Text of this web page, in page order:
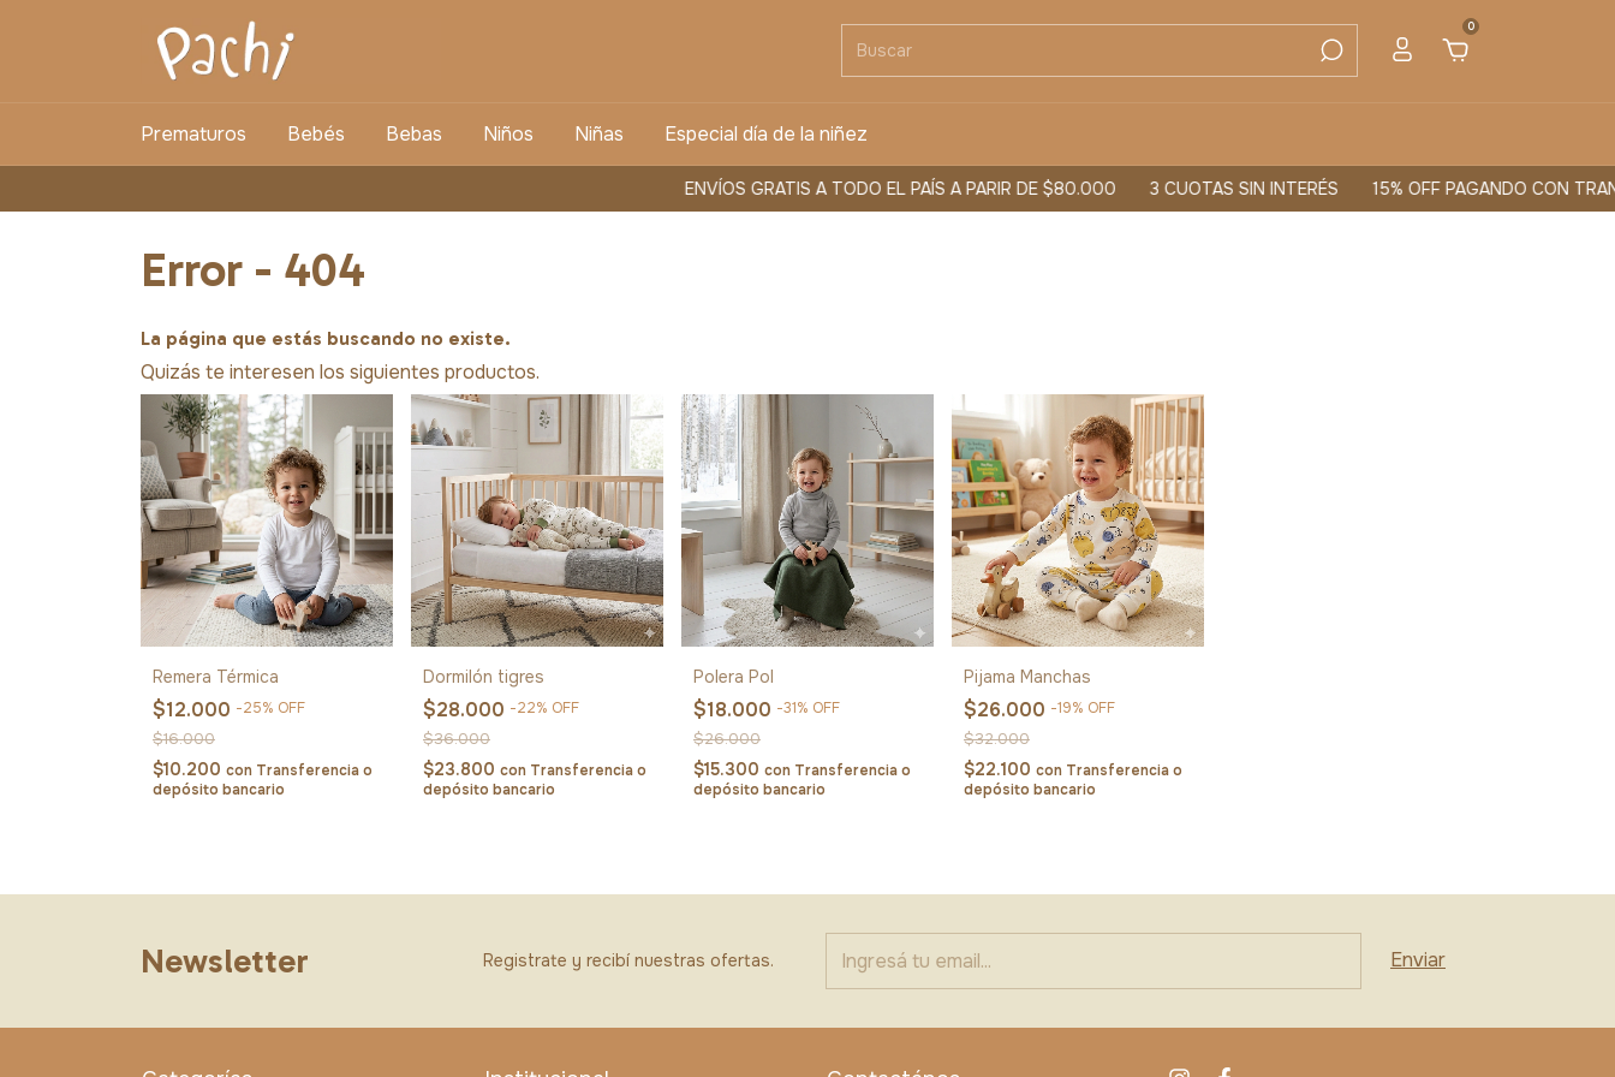
0
Prematuros Bebés Bebas Niños Niñas Especial día de la niñez
ENVÍOS GRATIS A TODO EL PAÍS A PARIR DE $80.000 3 CUOTAS SIN INTERÉS 15% OFF PAGANDO CON
Error - 404
La página que estás buscando no existe.
Quizás te interesen los siguientes productos.
Remera Térmica
$12.000 -25% OFF
$16.000
$10.200 con Transferencia o
depósito bancario
Dormilón tigres
$28.000 -22% OFF
$36.000
$23.800 con Transferencia o
depósito bancario
Polera Pol
$18.000 -31% OFF
$26.000
$15.300 con Transferencia o
depósito bancario
Pijama Manchas
$26.000 -19% OFF
$32.000
$22.100 con Transferencia o
depósito bancario
Newsletter Registrate y recibí nuestras ofertas.